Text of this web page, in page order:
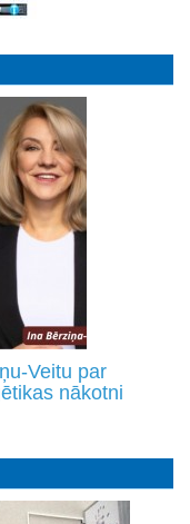
Veitu par
nākotni